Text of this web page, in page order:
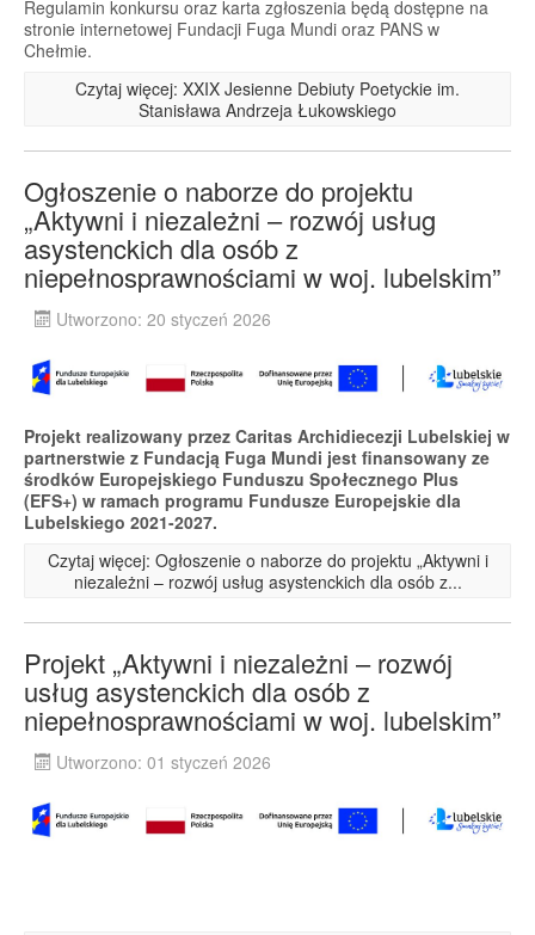
Regulamin konkursu oraz karta zgłoszenia będą dostępne na
stronie internetowej Fundacji Fuga Mundi oraz PANS w
Chełmie.
Czytaj więcej: XXIX Jesienne Debiuty Poetyckie im.
Stanisława Andrzeja Łukowskiego
Ogłoszenie o naborze do projektu
„Aktywni i niezależni – rozwój usług
asystenckich dla osób z
niepełnosprawnościami w woj. lubelskim”
Utworzono: 20 styczeń 2026
Projekt realizowany przez Caritas Archidiecezji Lubelskiej w
partnerstwie z Fundacją Fuga Mundi jest finansowany ze
środków Europejskiego Funduszu Społecznego Plus
(EFS+) w ramach programu Fundusze Europejskie dla
Lubelskiego 2021-2027.
Czytaj więcej: Ogłoszenie o naborze do projektu „Aktywni i
niezależni – rozwój usług asystenckich dla osób z...
Projekt „Aktywni i niezależni – rozwój
usług asystenckich dla osób z
niepełnosprawnościami w woj. lubelskim”
Utworzono: 01 styczeń 2026